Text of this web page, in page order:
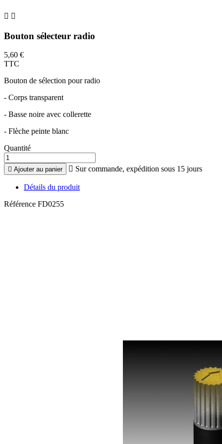
 
Bouton sélecteur radio
5,60 €
TTC
Bouton de sélection pour radio
- Corps transparent
- Basse noire avec collerette
- Flèche peinte blanc
Quantité
 Ajouter au panier  Sur commande, expédition sous 15 jours
Détails du produit
Référence FD0255